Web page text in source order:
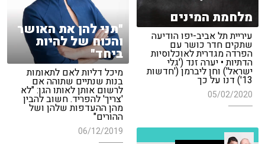
מלחמת המינים
עיריית תל אביב-יפו הודיעה
שתקים חדר כושר עם
הפרדה מגדרית לאוכלוסיות
הדתיות • יערה זנד ('גלי
ישראל') וחן ליברמן ('חדשות
13') דנו על כך
05/02/2020
"תני להן את האושר
והכוח של להיות
ביחד"
מיכל דליות לאם לתאומות
בנות שנתיים שתוהה אם
לרשום אותן לאותו הגן: "לא
'צריך' להפריד. חשוב להבין
מהן ההעדפות שלהן ושל
ההורים"
06/12/2019